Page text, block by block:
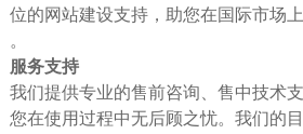
位的网站建设支持，助您在国际市场上
。
服务支持
我们提供专业的售前咨询、售中技术
您在使用过程中无后顾之忧。我们的